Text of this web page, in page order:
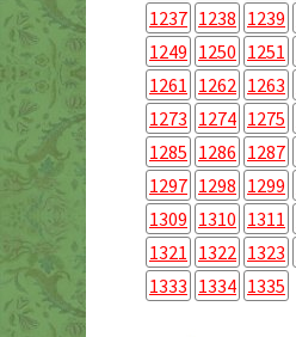
1237 1238 1239
1249 1250 1251
1261 1262 1263
1273 1274 1275
1285 1286 1287
1297 1298 1299
1309 1310 1311
1321 1322 1323
1333 1334 1335